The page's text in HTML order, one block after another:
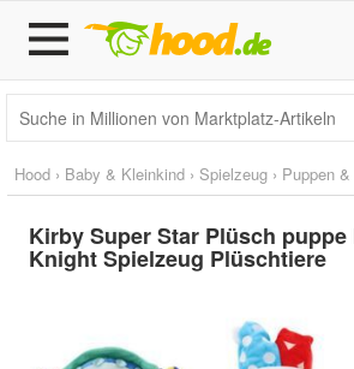
Hood › Baby & Kleinkind › Spielzeug › Puppen
Kirby Super Star Plüsch puppe
Knight Spielzeug Plüschtiere